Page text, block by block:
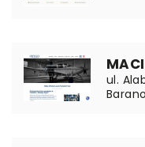
ul.